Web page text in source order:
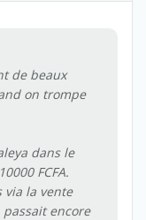
de beaux
on trompe
dans le
FCFA.
via la vente
encore